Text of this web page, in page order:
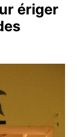
ériger